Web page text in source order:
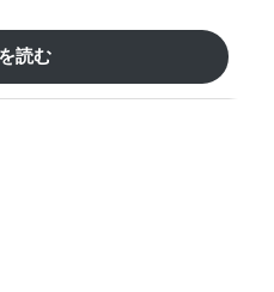
読む